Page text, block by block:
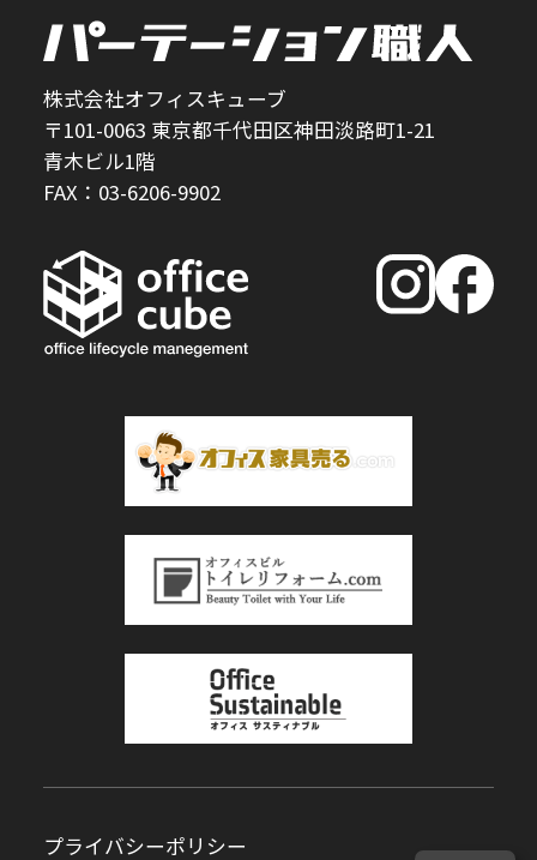
株式会社オフィスキューブ
〒101-0063 東京都千代田区神田淡路町1-21
青木ビル1階
FAX：03-6206-9902
プライバシーポリシー